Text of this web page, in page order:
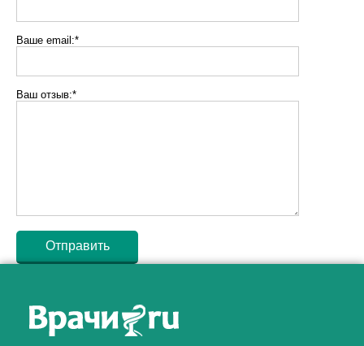
Ваше email:*
Ваш отзыв:*